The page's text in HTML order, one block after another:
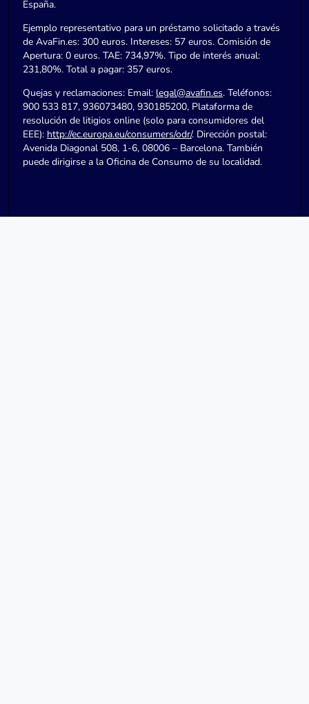
España.
Ejemplo representativo para un préstamo solicitado a través
de AvaFin.es: 300 euros. Intereses: 57 euros. Comisión de
Apertura: 0 euros. TAE: 734,97%. Tipo de interés anual:
231,80%. Total a pagar: 357 euros.
Quejas y reclamaciones: Email: legal@avafin.es. Teléfonos:
900 533 817, 936073480, 930185200, Plataforma de
resolución de litigios online (solo para consumidores del
EEE): http://ec.europa.eu/consumers/odr/. Dirección postal:
Avenida Diagonal 508, 1-6, 08006 – Barcelona. También
puede dirigirse a la Oficina de Consumo de su localidad.